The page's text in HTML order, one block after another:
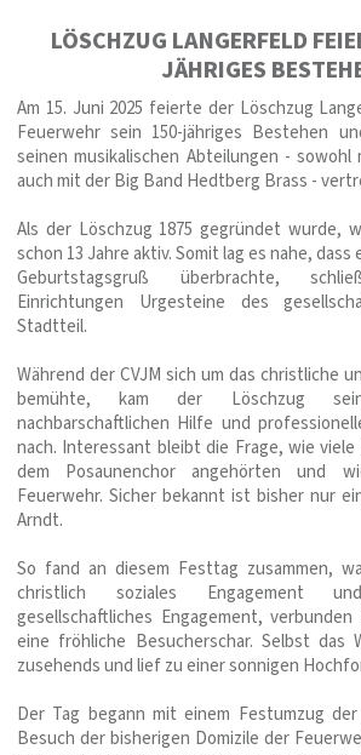
LÖSCHZUG LANGERFELD
JÄHRIGES
Am 15. Juni 2025 feierte der Löschzug
Feuerwehr sein 150-jähriges Bestehen
seinen musikalischen Abteilungen - sowohl
auch mit der Big Band Hedtberg Brass -
Als der Löschzug 1875 gegründet wurde,
schon 13 Jahre aktiv. Somit lag es nahe, dass
Geburtstagsgruß überbrachte,
Einrichtungen Urgesteine des
Stadtteil.
Während der CVJM sich um das christliche
bemühte, kam der Löschzug
nachbarschaftlichen Hilfe und
nach. Interessant bleibt die Frage, wie
dem Posaunenchor angehörten und
Feuerwehr. Sicher bekannt ist bisher nur
Arndt.
So fand an diesem Festtag zusammen,
christlich soziales Engagement und
gesellschaftliches Engagement,
eine fröhliche Besucherschar. Selbst das
zusehends und lief zu einer sonnigen
Der Tag begann mit einem Festumzug
Besuch der bisherigen Domizile der